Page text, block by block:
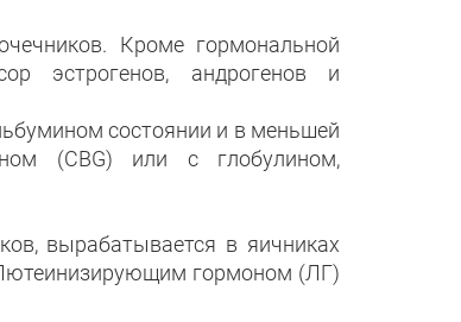
Кроме гормональной
эстрогенов, андрогенов и
состоянии и в меньшей
(CBG) или с глобулином,
вырабатывается в яичниках
Лютеинизирующим гормоном (ЛГ)